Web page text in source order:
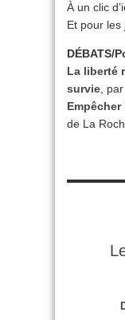
À un clic
Et pour les
DÉBATS/
La liberté
survie ,
Empêcher
de La